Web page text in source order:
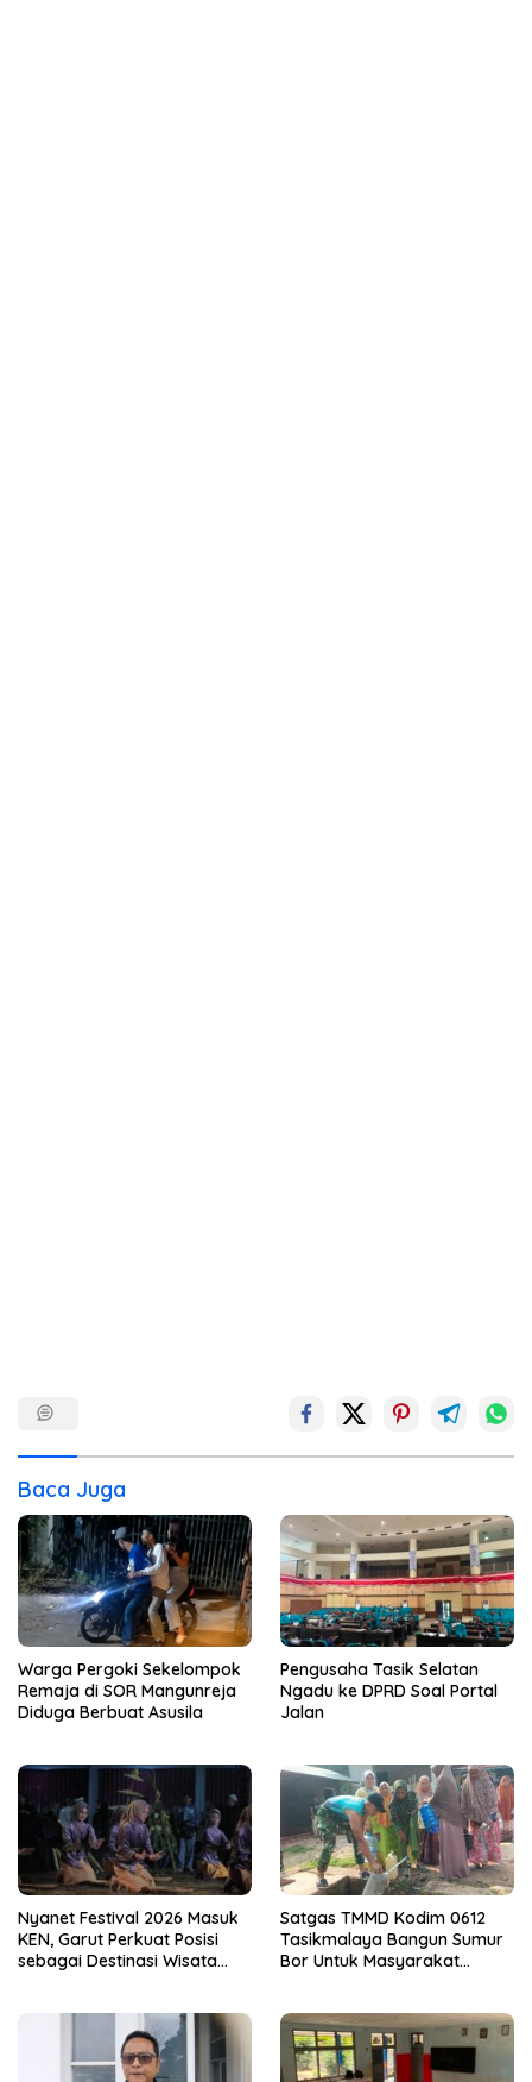
Baca Juga
Warga Pergoki Sekelompok
Remaja di SOR Mangunreja
Diduga Berbuat Asusila
Pengusaha Tasik Selatan
Ngadu ke DPRD Soal Portal
Jalan
Nyanet Festival 2026 Masuk
KEN, Garut Perkuat Posisi
sebagai Destinasi Wisata
Satgas TMMD Kodim 0612
Tasikmalaya Bangun Sumur
Bor Untuk Masyarakat